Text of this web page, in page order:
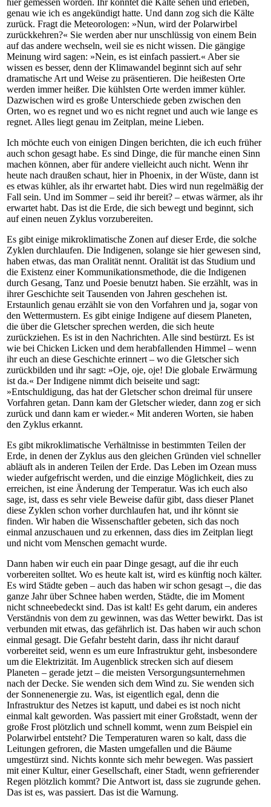
hier gemessen worden. Ihr konntet die Kälte sehen und erleben,
genau wie ich es angekündigt hatte. Und dann zog sich die Kälte
zurück. Fragt die Meteorologen: »Nun, wird der Polarwirbel
zurückkehren?« Sie werden aber nur unschlüssig von einem Bein
auf das andere wechseln, weil sie es nicht wissen. Die gängige
Meinung wird sagen: »Nein, es ist einfach passiert.« Aber sie
wissen es besser, denn der Klimawandel beginnt sich auf sehr
dramatische Art und Weise zu präsentieren. Die heißesten Orte
werden immer heißer. Die kühlsten Orte werden immer kühler.
Dazwischen wird es große Unterschiede geben zwischen den
Orten, wo es regnet und wo es nicht regnet und auch wie lange es
regnet. Alles liegt genau im Zeitplan, meine Lieben.
Ich möchte euch von einigen Dingen berichten, die ich euch früher
auch schon gesagt habe. Es sind Dinge, die für manche einen Sinn
machen können, aber für andere vielleicht auch nicht. Wenn ihr
heute nach draußen schaut, hier in Phoenix, in der Wüste, dann ist
es etwas kühler, als ihr erwartet habt. Dies wird nun regelmäßig der
Fall sein. Und im Sommer – seid ihr bereit? – etwas wärmer, als ihr
erwartet habt. Das ist die Erde, die sich bewegt und beginnt, sich
auf einen neuen Zyklus vorzubereiten.
Es gibt einige mikroklimatische Zonen auf dieser Erde, die solche
Zyklen durchlaufen. Die Indigenen, solange sie hier gewesen sind,
haben etwas, das man Oralität nennt. Oralität ist das Studium und
die Existenz einer Kommunikationsmethode, die die Indigenen
durch Gesang, Tanz und Poesie benutzt haben. Sie erzählt, was in
ihrer Geschichte seit Tausenden von Jahren geschehen ist.
Erstaunlich genau erzählt sie von den Vorfahren und ja, sogar von
den Wettermustern. Es gibt einige Indigene auf diesem Planeten,
die über die Gletscher sprechen werden, die sich heute
zurückziehen. Es ist in den Nachrichten. Alle sind bestürzt. Es ist
wie bei Chicken Licken und dem herabfallenden Himmel – wenn
ihr euch an diese Geschichte erinnert – wo die Gletscher sich
zurückbilden und ihr sagt: »Oje, oje, oje! Die globale Erwärmung
ist da.« Der Indigene nimmt dich beiseite und sagt:
»Entschuldigung, das hat der Gletscher schon dreimal für unsere
Vorfahren getan. Dann kam der Gletscher wieder, dann zog er sich
zurück und dann kam er wieder.« Mit anderen Worten, sie haben
den Zyklus erkannt.
Es gibt mikroklimatische Verhältnisse in bestimmten Teilen der
Erde, in denen der Zyklus aus den gleichen Gründen viel schneller
abläuft als in anderen Teilen der Erde. Das Leben im Ozean muss
wieder aufgefrischt werden, und die einzige Möglichkeit, dies zu
erreichen, ist eine Änderung der Temperatur. Was ich euch also
sage, ist, dass es sehr viele Beweise dafür gibt, dass dieser Planet
diese Zyklen schon vorher durchlaufen hat, und ihr könnt sie
finden. Wir haben die Wissenschaftler gebeten, sich das noch
einmal anzuschauen und zu erkennen, dass dies im Zeitplan liegt
und nicht vom Menschen gemacht wurde.
Dann haben wir euch ein paar Dinge gesagt, auf die ihr euch
vorbereiten solltet. Wo es heute kalt ist, wird es künftig noch kälter.
Es wird Städte geben – auch das haben wir schon gesagt –, die das
ganze Jahr über Schnee haben werden, Städte, die im Moment
nicht schneebedeckt sind. Das ist kalt! Es geht darum, ein anderes
Verständnis von dem zu gewinnen, was das Wetter bewirkt. Das ist
verbunden mit etwas, das gefährlich ist. Das haben wir auch schon
einmal gesagt. Die Gefahr besteht darin, dass ihr nicht darauf
vorbereitet seid, wenn es um eure Infrastruktur geht, insbesondere
um die Elektrizität. Im Augenblick strecken sich auf diesem
Planeten – gerade jetzt – die meisten Versorgungsunternehmen
nach der Decke. Sie wenden sich dem Wind zu. Sie wenden sich
der Sonnenenergie zu. Was, ist eigentlich egal, denn die
Infrastruktur des Netzes ist kaputt, und dabei es ist noch nicht
einmal kalt geworden. Was passiert mit einer Großstadt, wenn der
große Frost plötzlich und schnell kommt, wenn zum Beispiel ein
Polarwirbel entsteht? Die Temperaturen waren so kalt, dass die
Leitungen gefroren, die Masten umgefallen und die Bäume
umgestürzt sind. Nichts konnte sich mehr bewegen. Was passiert
mit einer Kultur, einer Gesellschaft, einer Stadt, wenn gefrierender
Regen plötzlich kommt? Die Antwort ist, dass sie zugrunde gehen.
Das ist es, was passiert. Das ist die Warnung.